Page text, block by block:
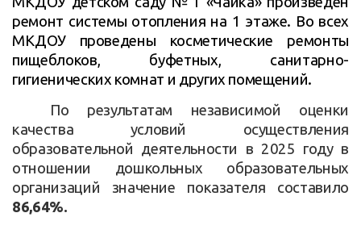
ремонт системы отопления на 1 этаже. Во всех
МКДОУ проведены косметические ремонты
пищеблоков, буфетных, санитарно-
гигиенических комнат и других помещений.
По результатам независимой оценки
качества условий осуществления
образовательной деятельности в 2025 году в
отношении дошкольных образовательных
организаций значение показателя составило
86,64%.